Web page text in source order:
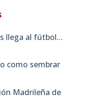
llega al fútbol…
como sembrar
Madrileña de